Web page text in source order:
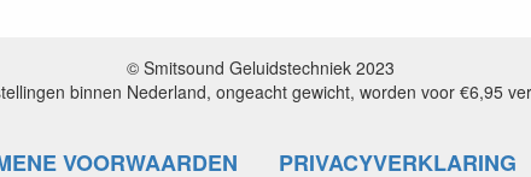
© Smitsound Geluidstechniek 2023
binnen Nederland, ongeacht gewicht, worden voor €6,95
VOORWAARDEN PRIVACYVERKLARING